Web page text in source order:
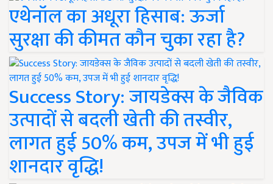
एथेनॉल का अधूरा हिसाब: ऊर्जा
सुरक्षा की कीमत कौन चुका रहा है?
Success Story: जायडेक्स के जैविक
उत्पादों से बदली खेती की तस्वीर,
लागत हुई 50% कम, उपज में भी हुई
शानदार वृद्धि!